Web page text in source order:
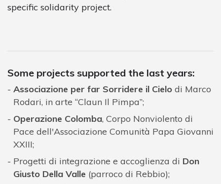
specific solidarity project.
Some projects supported the last years:
Associazione per far Sorridere il Cielo di Marco
Rodari, in arte “Claun Il Pimpa”;
Operazione Colomba, Corpo Nonviolento di
Pace dell'Associazione Comunità Papa Giovanni
XXIII;
Progetti di integrazione e accoglienza di Don
Giusto Della Valle (parroco di Rebbio);